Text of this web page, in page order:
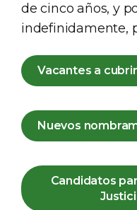
de cinco años, y
indefinidamente,
Vacantes a cubrir
Nuevos
Candidatos